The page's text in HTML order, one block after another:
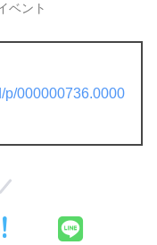
ベント
p/000000736.0000